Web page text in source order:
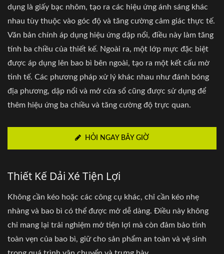
dụng là giấy bạc nhôm, tạo ra các hiệu ứng ánh sáng khác
nhau tùy thuộc vào góc độ và tăng cường cảm giác thực tế.
Văn bản chính áp dụng hiệu ứng dập nổi, điều này làm tăng
tính ba chiều của thiết kế. Ngoài ra, một lớp mực đặc biệt
được áp dụng lên bao bì bên ngoài, tạo ra một kết cấu mờ
tinh tế. Các phương pháp xử lý khác nhau như đánh bóng
địa phương, dập nổi và mở cửa sổ cũng được sử dụng để
thêm hiệu ứng ba chiều và tăng cường độ trực quan.
HỎI NGAY BÂY GIỜ
Thiết Kế Dải Xé Tiện Lợi
Không cần kéo hoặc các công cụ khác, chỉ cần kéo nhẹ
nhàng và bao bì có thể được mở dễ dàng. Điều này không
chỉ mang lại trải nghiệm mở tiện lợi mà còn đảm bảo tính
toàn vẹn của bao bì, giữ cho sản phẩm an toàn và vệ sinh